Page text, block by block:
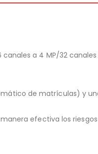
a 4 MP/32 canales
de matrículas) y
efectiva los